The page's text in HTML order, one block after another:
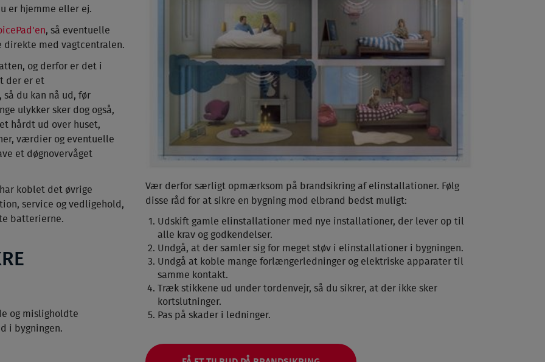
er hjemme eller ej.
, så eventuelle
med vagtcentralen.
og derfor er det i
der er et
du kan nå ud, før
ulykker sker dog også,
hårdt ud over huset,
værdier og eventuelle
et døgnovervåget
koblet det øvrige
service og vedligehold,
batterierne.
og misligholdte
i bygningen.
Vær derfor særligt opmærksom på brandsikring af elinstallationer. Følg
disse råd for at sikre en bygning mod elbrand bedst muligt:
Udskift gamle elinstallationer med nye installationer, der lever op til
alle krav og godkendelser.
Undgå, at der samler sig for meget støv i elinstallationer i bygningen.
Undgå at koble mange forlængerledninger og elektriske apparater til
samme kontakt.
Træk stikkene ud under tordenvejr, så du sikrer, at der ikke sker
kortslutninger.
Pas på skader i ledninger.